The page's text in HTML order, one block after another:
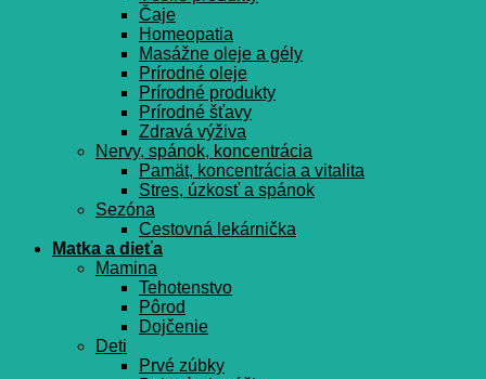
Čaje
Homeopatia
Masážne oleje a gély
Prírodné oleje
Prírodné produkty
Prírodné šťavy
Zdravá výživa
Nervy, spánok, koncentrácia
Pamät, koncentrácia a vitalita
Stres, úzkosť a spánok
Sezóna
Cestovná lekárnička
Matka a dieťa
Mamina
Tehotenstvo
Pôrod
Dojčenie
Deti
Prvé zúbky